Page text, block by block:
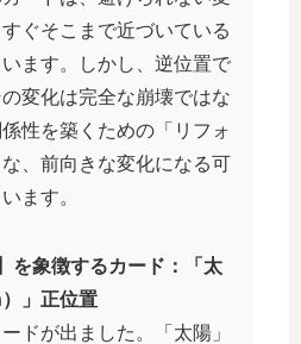
ぐそこまで近づいている
ます。しかし、逆位置で
変化は完全な崩壊ではな
性を築くための「リフォ
、前向きな変化になる可
ます。
を象徴するカード：「太
」正位置
ドが出ました。「太陽」